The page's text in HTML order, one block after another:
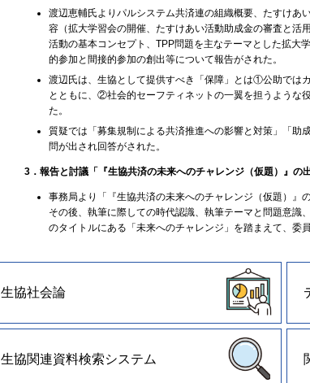
渡辺恵輔氏よりパルシステム共済連の組織概要、たすけあ
容（拡大学習会の開催、たすけあい活動助成金の審査と活
活動の基本コンセプト、TPP問題を主なテーマとした拡大
的参加と間接的参加の創出等について報告がされた。
渡辺氏は、生協として提供すべき「保障」とは①公助では
とともに、②社会的セーフティネットの一翼を担うような
た。
質疑では「募集規制による共済推進への影響と対策」「助
問が出され回答がされた。
3．報告と討議「『生協共済の未来へのチャレンジ（仮題）』の
事務局より「『生協共済の未来へのチャレンジ（仮題）』
その後、執筆に際しての時代認識、執筆テーマと問題意識
のタイトルにある「未来へのチャレンジ」を踏まえて、委
生協社会論
生協関連資料検索システム